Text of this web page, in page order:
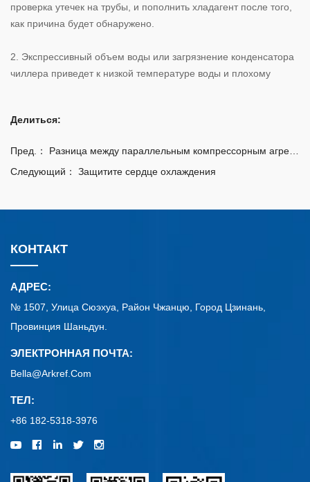
проверка утечек на трубы, и пополнить хладагент после того,
как причина будет обнаружено.
2. Экспрессивный объем воды или загрязнение конденсатора
чиллера приведет к низкой температуре воды и плохому
Делиться:
Пред.： Разница между параллельным компрессорным агрегатом и одинарным компрессорным агрегатом
Следующий： Защитите сердце охлаждения
КОНТАКТ
АДРЕС:
№ 1507, Улица Сюэхуа, Район Чжанцю, Город Цзинань,
Провинция Шаньдун.
ЭЛЕКТРОННАЯ ПОЧТА:
Bella@arkref.com
ТЕЛ:
+86 182-5318-3976